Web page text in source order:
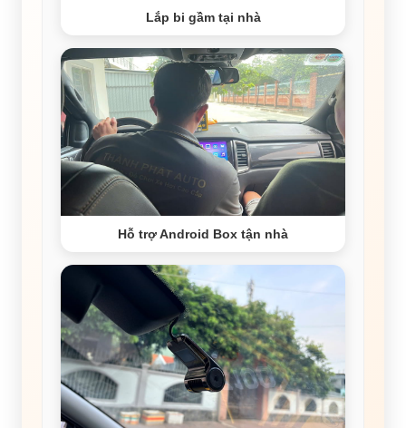
Lắp bi gầm tại nhà
Hỗ trợ Android Box tận nhà